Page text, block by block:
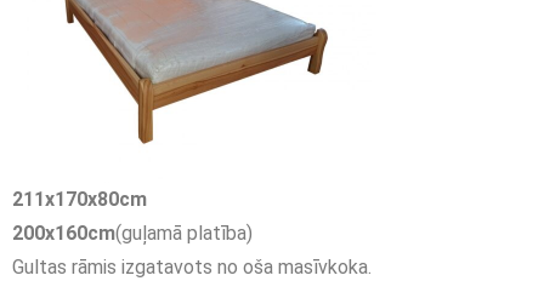
211x170x80cm
200x160cm(guļamā platība)
Gultas rāmis izgatavots no oša masīvkoka.